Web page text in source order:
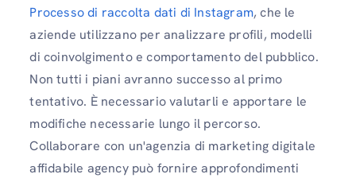
Processo di raccolta dati di Instagram, che le
aziende utilizzano per analizzare profili, modelli
di coinvolgimento e comportamento del pubblico.
Non tutti i piani avranno successo al primo
tentativo. È necessario valutarli e apportare le
modifiche necessarie lungo il percorso.
Collaborare con un'agenzia di marketing digitale
affidabile agency può fornire approfondimenti